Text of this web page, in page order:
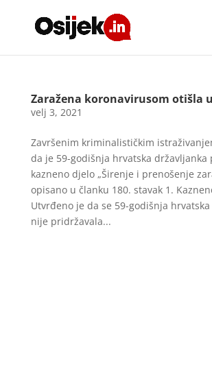
Zaražena koronavirusom otišla
velj 3, 2021
Završenim kriminalističkim
da je 59-godišnja hrvatska državljanka
kazneno djelo „Širenje i prenošenje
opisano u članku 180. stavak 1.
Utvrđeno je da se 59-godišnja
nije pridržavala...